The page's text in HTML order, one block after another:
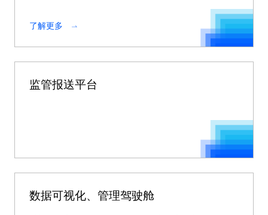
了解更多
监管报送平台
数据可视化、管理驾驶舱